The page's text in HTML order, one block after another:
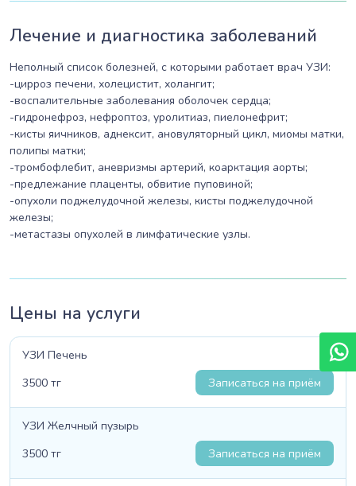
Лечение и диагностика заболеваний
Неполный список болезней, с которыми работает врач УЗИ:
-цирроз печени, холецистит, холангит;
-воспалительные заболевания оболочек сердца;
-гидронефроз, нефроптоз, уролитиаз, пиелонефрит;
-кисты яичников, аднексит, ановуляторный цикл, миомы матки,
полипы матки;
-тромбофлебит, аневризмы артерий, коарктация аорты;
-предлежание плаценты, обвитие пуповиной;
-опухоли поджелудочной железы, кисты поджелудочной
железы;
-метастазы опухолей в лимфатические узлы.
Цены на услуги
УЗИ Печень
3500 тг
Записаться на приём
УЗИ Желчный пузырь
3500 тг
Записаться на приём